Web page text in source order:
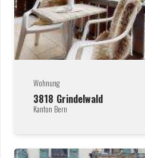
Wohnung
3818 Grindelwald
Kanton Bern